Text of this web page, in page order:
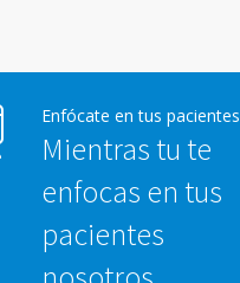
Enfócate en tus pacientes
Mientras tu te
enfocas en tus
pacientes